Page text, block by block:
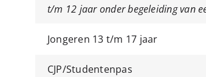
t/m 12 jaar onder begeleiding van
Jongeren 13 t/m 17 jaar
CJP/Studentenpas